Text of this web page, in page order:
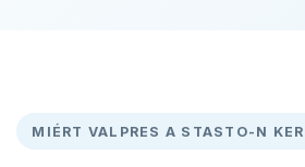
MIÉRT VALPRES A STASTO-N